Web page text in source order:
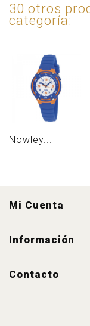
30 otros
categoría:
Nowley...
Mi Cuenta
Información
Contacto